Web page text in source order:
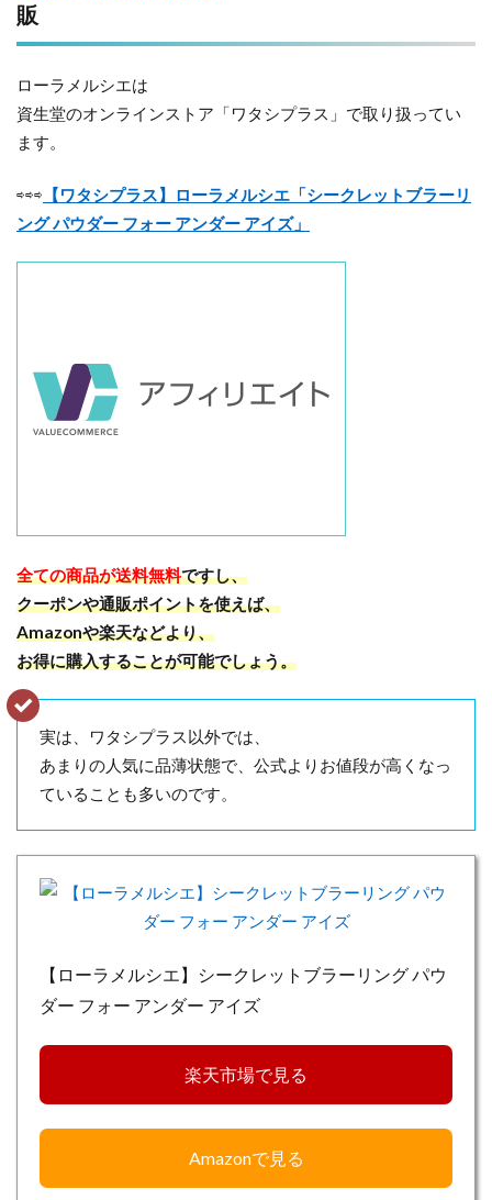
販
ローラメルシエは
資生堂のオンラインストア「ワタシプラス」で取り扱ってい
ます。
⇨⇨⇨ 【ワタシプラス】ローラメルシエ「シークレットブラーリ
ング パウダー フォー アンダー アイズ」
全ての商品が送料無料ですし、
クーポンや通販ポイントを使えば、
Amazonや楽天などより、
お得に購入することが可能でしょう。
実は、ワタシプラス以外では、
あまりの人気に品薄状態で、公式よりお値段が高くなっ
ていることも多いのです。
【ローラメルシエ】シークレットブラーリング パウ
ダー フォー アンダー アイズ
楽天市場で見る
Amazonで見る